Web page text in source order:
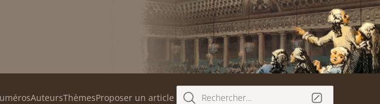
AuteursThèmesProposer un article Rechercher...